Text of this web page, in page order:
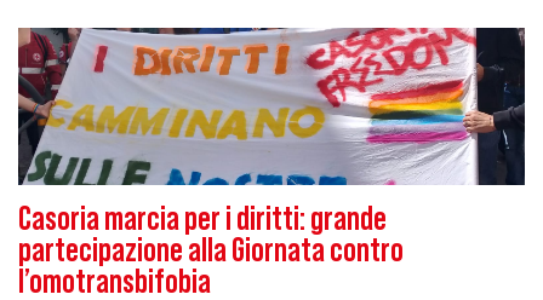
Casoria marcia per i diritti: grande
partecipazione alla Giornata contro
l’omotransbifobia